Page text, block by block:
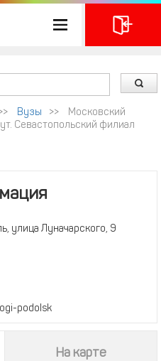
Вузы >>
Московский
Севастопольский филиал
улица Луначарского, 9
podolsk
На карте